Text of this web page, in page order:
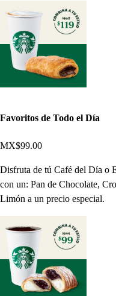
Favoritos de Todo el Día
MX$99.00
Disfruta de tú Café del Día o
con un: Pan de Chocolate,
Limón a un precio especial.